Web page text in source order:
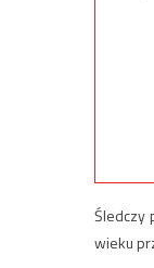
Śledczy
wieku